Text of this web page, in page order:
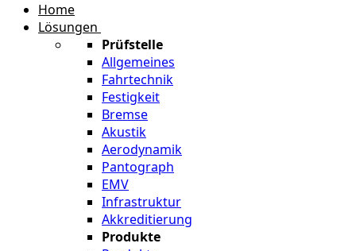
Home
Lösungen
Prüfstelle
Allgemeines
Fahrtechnik
Festigkeit
Bremse
Akustik
Aerodynamik
Pantograph
EMV
Infrastruktur
Akkreditierung
Produkte